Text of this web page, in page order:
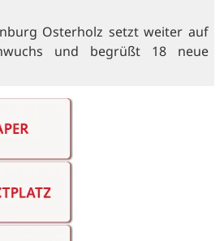
Osterholz setzt weiter auf
und begrüßt 18 neue